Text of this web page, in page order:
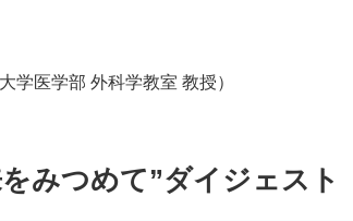
学医学部 外科学教室 教授）
みつめて”ダイジェスト